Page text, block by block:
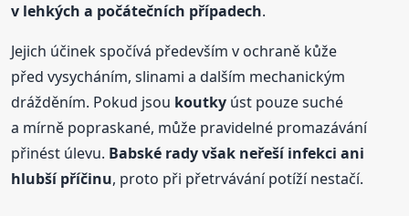
v lehkých a počátečních případech.
Jejich účinek spočívá především v ochraně kůže
před vysycháním, slinami a dalším mechanickým
drážděním. Pokud jsou koutky úst pouze suché
a mírně popraskané, může pravidelné promazávání
přinést úlevu. Babské rady však neřeší infekci ani
hlubší příčinu, proto při přetrvávání potíží nestačí.